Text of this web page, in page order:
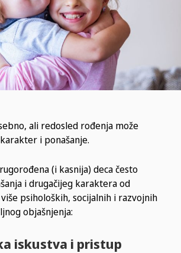
ali redosled rođenja može
i ponašanje.
(i kasnija) deca često
i drugačijeg karaktera od
psiholoških, socijalnih i razvojnih
objašnjenja:
iskustva i pristup